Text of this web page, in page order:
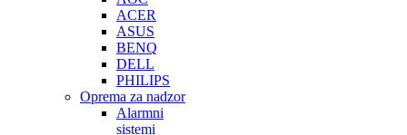
ACER
ASUS
BENQ
DELL
PHILIPS
Oprema za nadzor
Alarmni
sistemi